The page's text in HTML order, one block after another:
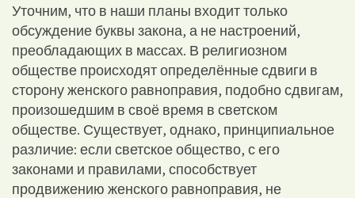
Уточним, что в наши планы входит только
обсуждение буквы закона, а не настроений,
преобладающих в массах. В религиозном
обществе происходят определённые сдвиги в
сторону женского равноправия, подобно сдвигам,
произошедшим в своё время в светском
обществе. Существует, однако, принципиальное
различие: если светское общество, с его
законами и правилами, способствует
продвижению женского равноправия, не